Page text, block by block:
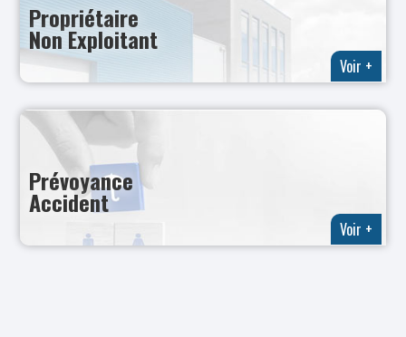
Propriétaire
Non Exploitant
Voir +
Prévoyance
Accident
Voir +